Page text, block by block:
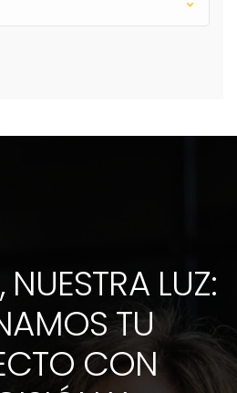
LUZ:
TU
CON